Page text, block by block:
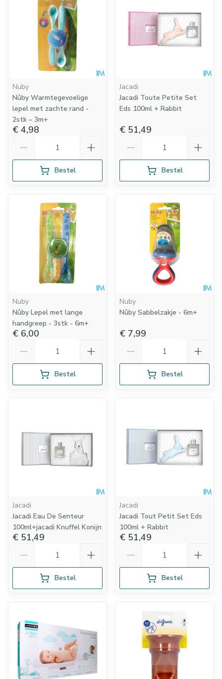
Nuby
Nûby Warmtegevoelige
lepel met zachte rand -
2stk – 3m+
€ 4,98
Bestel
Jacadi
Jacadi Toute Petite Set
Eds 100ml + Rabbit
€ 51,49
Bestel
Nuby
Nûby Lepel met lange
handgreep - 3stk - 6m+
€ 6,00
Bestel
Nuby
Nûby Sabbelzakje - 6m+
€ 7,99
Bestel
Jacadi
Jacadi Eau De Senteur
100ml+jacadi Knuffel Konijn
€ 51,49
Bestel
Jacadi
Jacadi Tout Petit Set Eds
100ml + Rabbit
€ 51,49
Bestel